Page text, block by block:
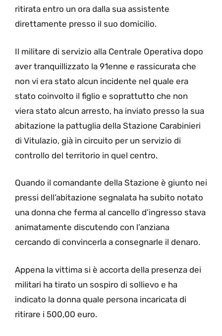
ritirata entro un ora dalla sua assistente
direttamente presso il suo domicilio.
Il militare di servizio alla Centrale Operativa dopo
aver tranquillizzato la 91enne e rassicurata che
non vi era stato alcun incidente nel quale era
stato coinvolto il figlio e soprattutto che non
viera stato alcun arresto, ha inviato presso la sua
abitazione la pattuglia della Stazione Carabinieri
di Vitulazio, già in circuito per un servizio di
controllo del territorio in quel centro.
Quando il comandante della Stazione è giunto nei
pressi dell’abitazione segnalata ha subito notato
una donna che ferma al cancello d’ingresso stava
animatamente discutendo con l’anziana
cercando di convincerla a consegnarle il denaro.
Appena la vittima si è accorta della presenza dei
militari ha tirato un sospiro di sollievo e ha
indicato la donna quale persona incaricata di
ritirare i 500,00 euro.